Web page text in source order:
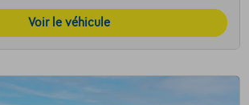
Voir le véhicule